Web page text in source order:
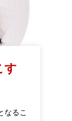
す
なるこ